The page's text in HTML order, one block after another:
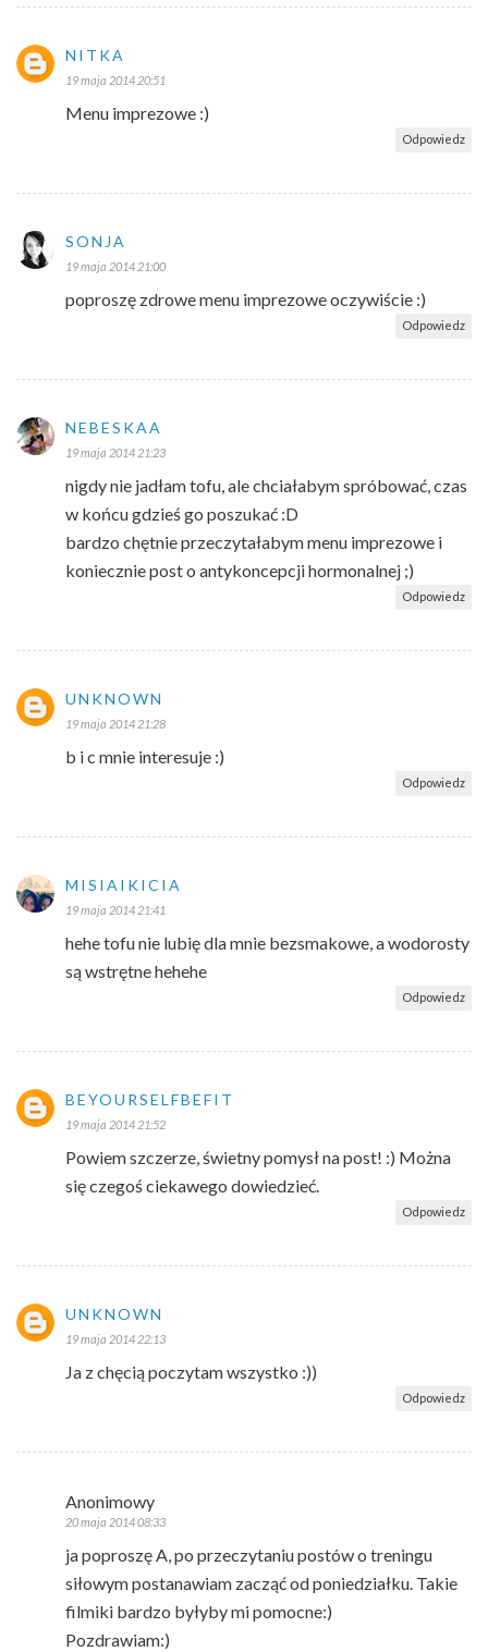
NITKA
19 maja 2014 20:51
Menu imprezowe :)
Odpowiedz
SONJA
19 maja 2014 21:00
poproszę zdrowe menu imprezowe oczywiście :)
Odpowiedz
NEBESKAA
19 maja 2014 21:23
nigdy nie jadłam tofu, ale chciałabym spróbować, czas
w końcu gdzieś go poszukać :D
bardzo chętnie przeczytałabym menu imprezowe i
koniecznie post o antykoncepcji hormonalnej ;)
Odpowiedz
UNKNOWN
19 maja 2014 21:28
b i c mnie interesuje :)
Odpowiedz
MISIAIKICIA
19 maja 2014 21:41
hehe tofu nie lubię dla mnie bezsmakowe, a wodorosty
są wstrętne hehehe
Odpowiedz
BEYOURSELFBEFIT
19 maja 2014 21:52
Powiem szczerze, świetny pomysł na post! :) Można
się czegoś ciekawego dowiedzieć.
Odpowiedz
UNKNOWN
19 maja 2014 22:13
Ja z chęcią poczytam wszystko :))
Odpowiedz
Anonimowy
20 maja 2014 08:33
ja poproszę A, po przeczytaniu postów o treningu
siłowym postanawiam zacząć od poniedziałku. Takie
filmiki bardzo byłyby mi pomocne:)
Pozdrawiam:)